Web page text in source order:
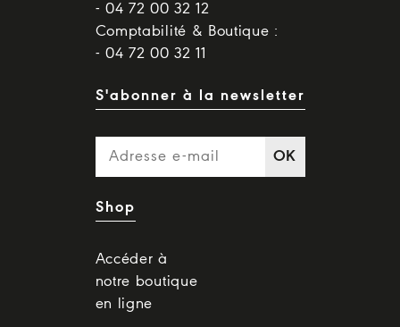
- 04 72 00 32 12
Comptabilité & Boutique :
- 04 72 00 32 11
S'abonner à la newsletter
OK
Shop
Accéder à
notre boutique
en ligne